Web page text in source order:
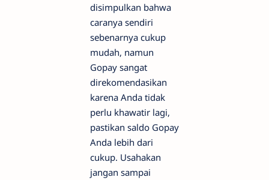
disimpulkan bahwa
caranya sendiri
sebenarnya cukup
mudah, namun
Gopay sangat
direkomendasikan
karena Anda tidak
perlu khawatir lagi,
pastikan saldo Gopay
Anda lebih dari
cukup. Usahakan
jangan sampai